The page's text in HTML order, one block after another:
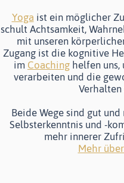
Yoga ist ein möglicher
schult Achtsamkeit,
mit unseren
Zugang ist die kognitive
im Coaching helfen
verarbeiten und die
Beide Wege sind gut
Selbsterkenntnis und -
mehr innerer
Mehr